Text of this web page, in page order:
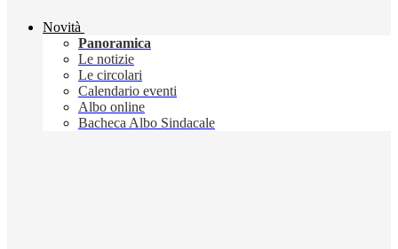
Novità
Panoramica
Le notizie
Le circolari
Calendario eventi
Albo online
Bacheca Albo Sindacale